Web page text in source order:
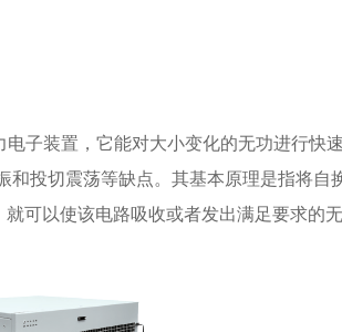
装置，它能对大小变化的无功进行快
投切震荡等缺点。其基本原理是指将自
可以使该电路吸收或者发出满足要求的